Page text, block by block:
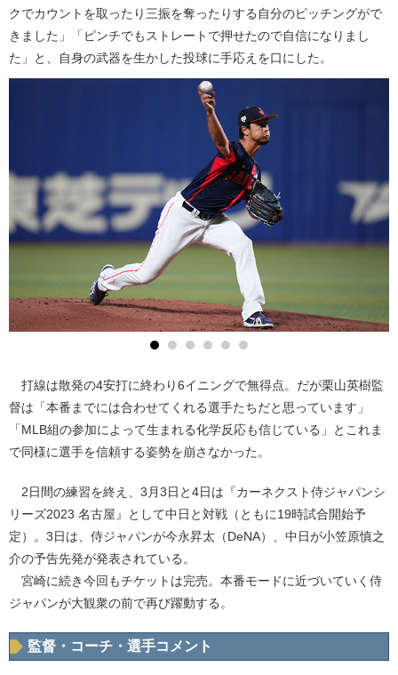
クでカウントを取ったり三振を奪ったりする自分のピッチングがで
きました」「ピンチでもストレートで押せたので自信になりまし
た」と、自身の武器を生かした投球に手応えを口にした。
打線は散発の4安打に終わり6イニングで無得点。だが栗山英樹監
督は「本番までには合わせてくれる選手たちだと思っています」
「MLB組の参加によって生まれる化学反応も信じている」とこれま
で同様に選手を信頼する姿勢を崩さなかった。
2日間の練習を終え、3月3日と4日は『カーネクスト侍ジャパンシ
リーズ2023 名古屋』として中日と対戦（ともに19時試合開始予
定）。3日は、侍ジャパンが今永昇太（DeNA）、中日が小笠原慎之
介の予告先発が発表されている。
宮崎に続き今回もチケットは完売。本番モードに近づいていく侍
ジャパンが大観衆の前で再び躍動する。
監督・コーチ・選手コメント